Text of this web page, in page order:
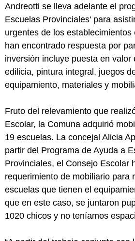
Andreotti se lleva adelante el
Escuelas Provinciales' para
urgentes de los
han encontrado respuesta por
inversión incluye puesta en valor
edilicia, pintura integral, juegos
equipamiento, materiales y
Fruto del relevamiento que
Escolar, la Comuna adquirió
19 escuelas. La concejal Alicia
partir del Programa de Ayuda a
Provinciales, el Consejo Escolar
requerimiento de mobiliario para
escuelas que tienen el
que en este caso, se juntaron
1020 chicos y no teníamos